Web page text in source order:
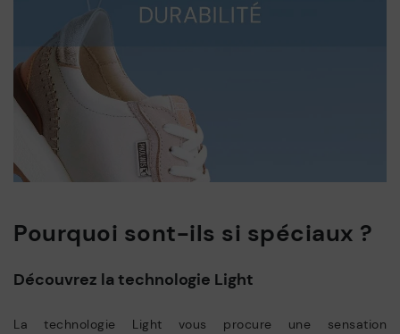
Pourquoi sont-ils si spéciaux ?
Découvrez la technologie Light
La technologie Light vous procure une sensation